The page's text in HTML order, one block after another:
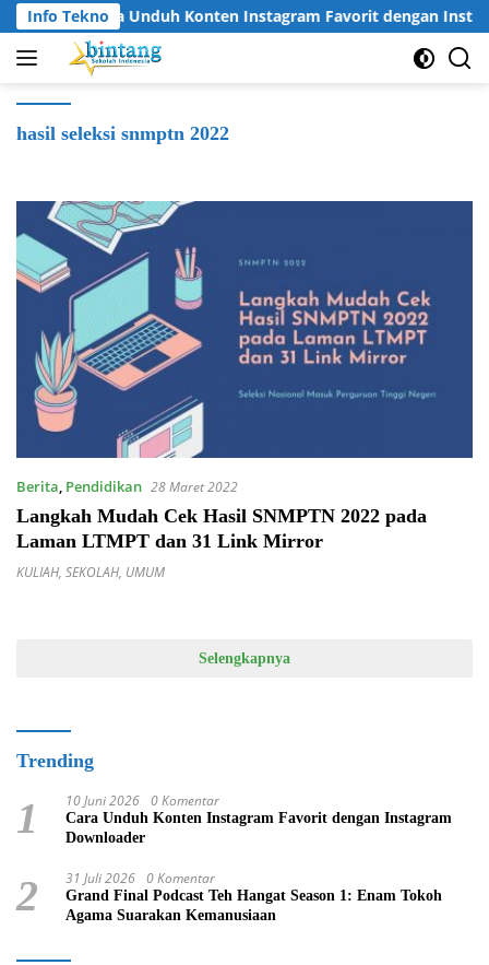
Langsung
ke
konten
Info TeknoCara Unduh Konten Instagram Favorit dengan
hasil seleksi snmptn 2022
Berita, Pendidikan 28 Maret 2022
Langkah Mudah Cek Hasil SNMPTN 2022 pada
Laman LTMPT dan 31 Link Mirror
KULIAH, SEKOLAH, UMUM
Selengkapnya
Trending
1 10 Juni 2026 0 Komentar
Cara Unduh Konten Instagram Favorit dengan Instagram
Downloader
2 31 Juli 2026 0 Komentar
Grand Final Podcast Teh Hangat Season 1: Enam Tokoh
Agama Suarakan Kemanusiaan